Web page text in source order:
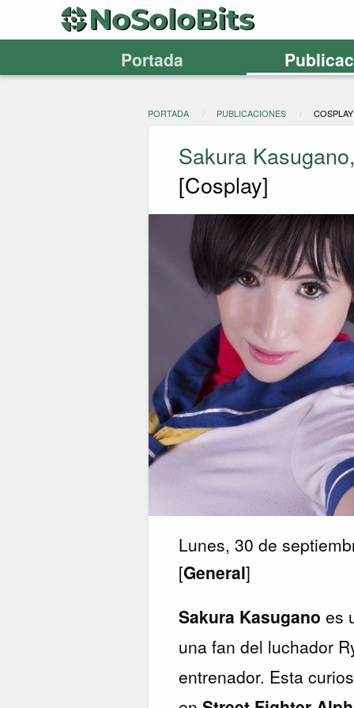
Portada
PORTADA PUBLICACIONES COSPLAY
Sakura
[Cosplay]
Lunes, 30 de
[General]
Sakura Kasugano es
una fan del luchador
entrenador. Esta